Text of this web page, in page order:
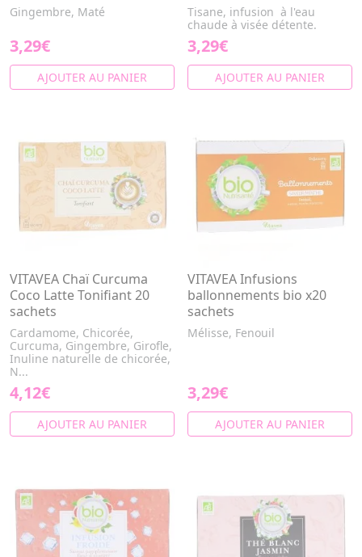
Gingembre, Maté
3,29€
AJOUTER AU PANIER
Tisane, infusion à l'eau
chaude à visée détente.
3,29€
AJOUTER AU PANIER
VITAVEA Chaï Curcuma
Coco Latte Tonifiant 20
sachets
Cardamome, Chicorée,
Curcuma, Gingembre, Girofle,
Inuline naturelle de chicorée,
N...
4,12€
AJOUTER AU PANIER
VITAVEA Infusions
ballonnements bio x20
sachets
Mélisse, Fenouil
3,29€
AJOUTER AU PANIER